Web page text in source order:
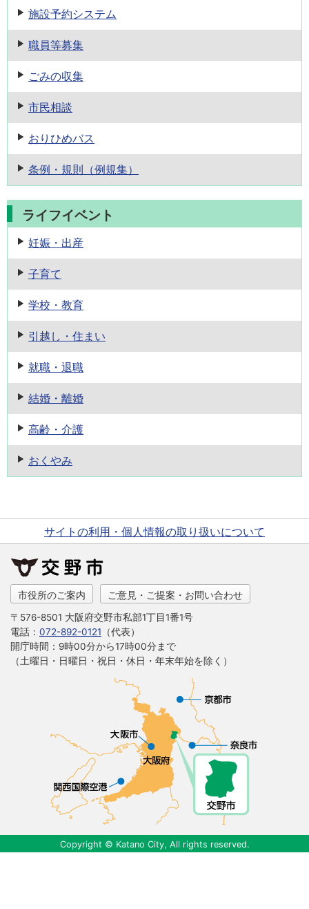
施設予約システム
職員等募集
ごみの収集
市民相談
おりひめバス
条例・規則 （例規集）
ライフイベント
妊娠・出産
子育て
学校・教育
引越し・住まい
就職・退職
結婚・離婚
高齢・介護
おくやみ
サイトの利用・個人情報の取り扱いについて
市役所のご案内 ご意見・ご提案・お問い合わせ
〒576-8501 大阪府交野市私部1丁目1番1号
電話： 072-892-0121 （代表）
開庁時間：9時00分から17時00分まで
（土曜日・日曜日・祝日・休日・年末年始を除く）
Copyright © Katano City, All rights reserved.